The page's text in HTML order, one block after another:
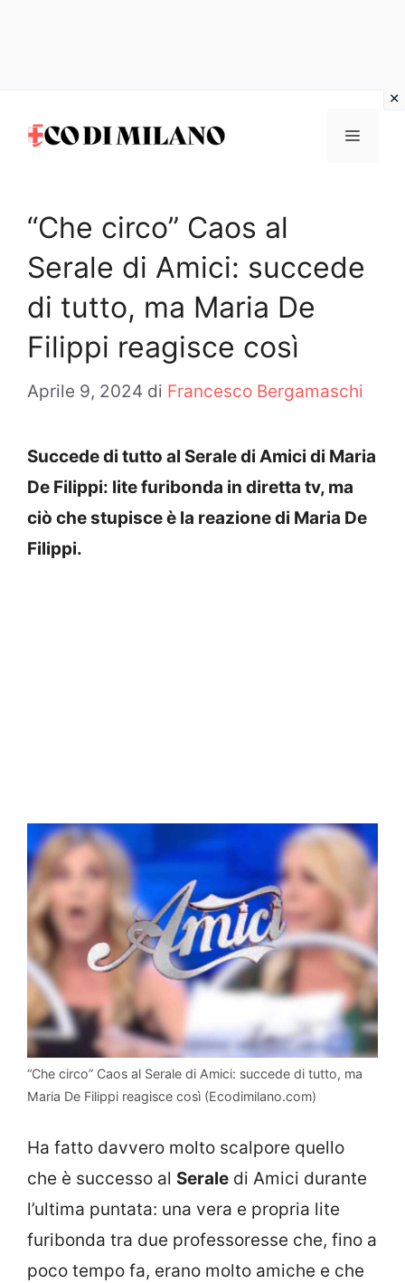
MENU
“Che circo” Caos al
Serale di Amici: succede
di tutto, ma Maria De
Filippi reagisce così
Aprile 9, 2024 di Francesco Bergamaschi
Succede di tutto al Serale di Amici di Maria
De Filippi: lite furibonda in diretta tv, ma
ciò che stupisce è la reazione di Maria De
Filippi.
“Che circo” Caos al Serale di Amici: succede di tutto, ma
Maria De Filippi reagisce così (Ecodimilano.com)
Ha fatto davvero molto scalpore quello
che è successo al Serale di Amici durante
l’ultima puntata: una vera e propria lite
furibonda tra due professoresse che, fino a
poco tempo fa, erano molto amiche e che